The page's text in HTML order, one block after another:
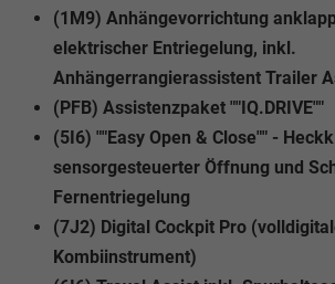
(1M9) Anhängevorrichtung
elektrischer Entriegelung, inkl.
Anhängerrangierassistent Trailer
(PFB) Assistenzpaket ""IQ.DRIVE""
(5I6) ""Easy Open & Close"" -
sensorgesteuerter Öffnung und
Fernentriegelung
(7J2) Digital Cockpit Pro
Kombiinstrument)